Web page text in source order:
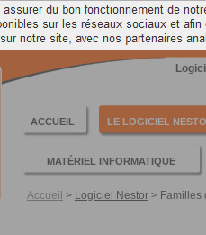
Accueil > Logiciel Nestor > Familles
ACCUEIL LE LOGICIEL
MATÉRIEL INFORMATIQUE
POUR LA